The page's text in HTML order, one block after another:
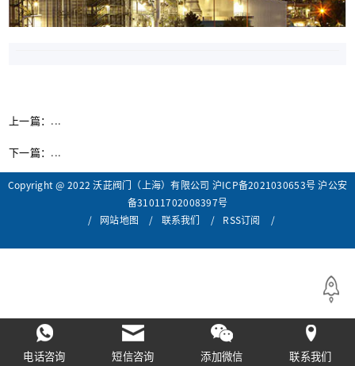
上一篇： ...
下一篇： ...
Copyright @ 2022 沃茈阀门（上海）有限公司 沪ICP备2021030653号沪公安
备31011702008397号
/
网站地图 / 联系我们 / RSS订阅 /
电话咨询 短信咨询 添加微信 联系我们